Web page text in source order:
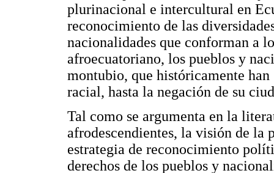
plurinacional e intercultural en
reconocimiento de las
nacionalidades que conforman a
afroecuatoriano, los pueblos y
montubio, que históricamente
racial, hasta la negación de su
Tal como se argumenta en la
afrodescendientes, la visión de la
estrategia de reconocimiento
derechos de los pueblos y